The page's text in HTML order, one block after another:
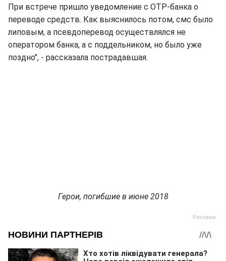
При встрече пришло уведомление с OTP-банка о
переводе средств. Как выяснилось потом, смс было
липовым, а псевдоперевод осуществлялся не
оператором банка, а с поддельником, но было уже
поздно", - рассказала пострадавшая.
Герои, погибшие в июне 2018